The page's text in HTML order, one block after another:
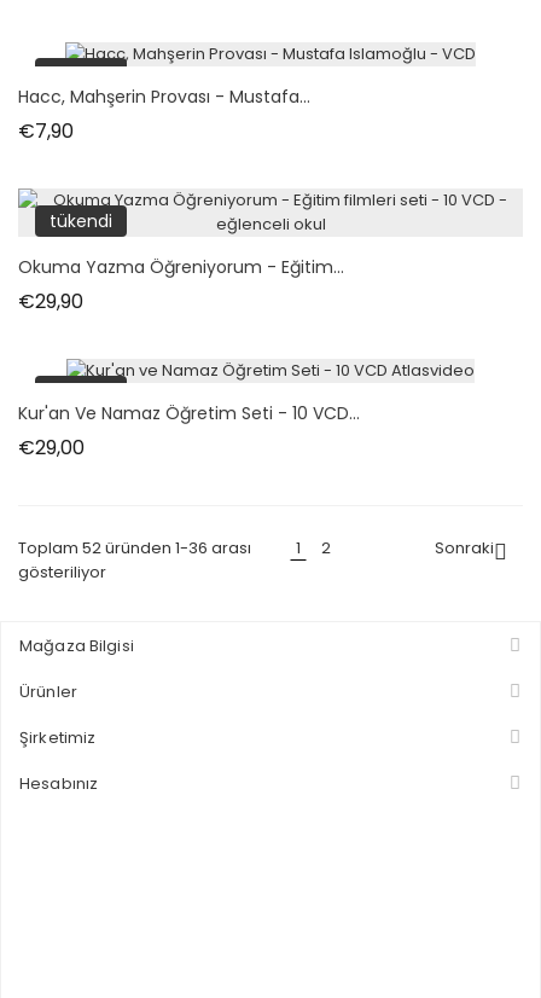
tükendi
Hacc, Mahşerin Provası - Mustafa...
€7,90Fiyat
tükendi
Okuma Yazma Öğreniyorum - Eğitim...
€29,90Fiyat
tükendi
Kur'an Ve Namaz Öğretim Seti - 10 VCD...
€29,00Fiyat
Toplam 52 üründen 1-36 arası
gösteriliyor
1 2 Sonraki
Mağaza Bilgisi
Ürünler
Şirketimiz
Hesabınız